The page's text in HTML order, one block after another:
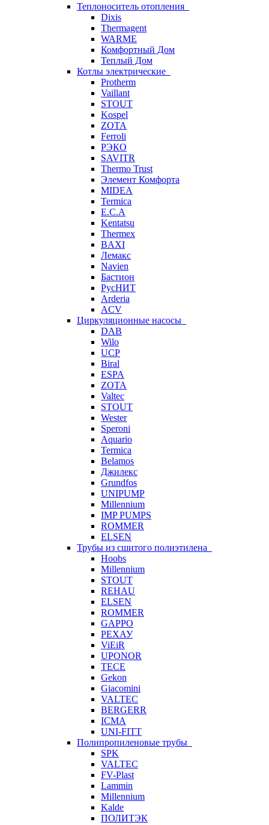
Теплоноситель отопления
Dixis
Thermagent
WARME
Комфортный Дом
Теплый Дом
Котлы электрические
Protherm
Vaillant
STOUT
Kospel
ZOTA
Ferroli
РЭКО
SAVITR
Thermo Trust
Элемент Комфорта
MIDEA
Termica
E.C.A
Kentatsu
Thermex
BAXI
Лемакс
Navien
Бастион
РусНИТ
Arderia
ACV
Циркуляционные насосы
DAB
Wilo
UCP
Biral
ESPA
ZOTA
Valtec
STOUT
Wester
Speroni
Aquario
Termica
Belamos
Джилекс
Grundfos
UNIPUMP
Millennium
IMP PUMPS
ROMMER
ELSEN
Трубы из сшитого полиэтилена
Hoobs
Millennium
STOUT
REHAU
ELSEN
ROMMER
GAPPO
РЕХАУ
ViEiR
UPONOR
TECE
Gekon
Giacomini
VALTEC
BERGERR
ICMA
UNI-FITT
Полипропиленовые трубы
SPK
VALTEC
FV-Plast
Lammin
Millennium
Kalde
ПОЛИТЭК